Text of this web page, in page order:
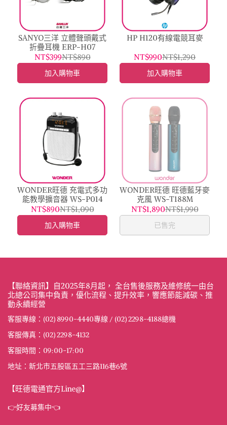
SANYO三洋 立體聲頭戴式
折疊耳機 ERP-H07
NT$399NT$890
加入購物車
HP H120有線電競耳麥
NT$990NT$1,290
加入購物車
WONDER旺德 充電式多功
能教學擴音器 WS-P014
NT$890NT$1,090
加入購物車
WONDER旺德 旺德藍牙麥
克風 WS-T188M
NT$1,890NT$1,990
已售完
【聯絡資訊】自2025年8月起， 全台售後服務及維修統一由台
北總公司集中負責，優化流程、提升效率，響應節能減碳、推
動永續經營
客服專線：(02) 8990-4440專線 / (02) 2298-4188總機
客服傳真：(02) 2298-4132
客服時間：09:00-17:00
地址：新北市五股區五工三路116巷6號
【旺德電通官方Line@】
👉好友募集中👈